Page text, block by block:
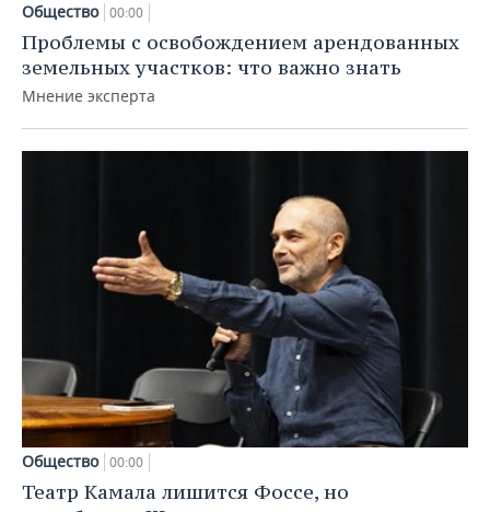
Общество 00:00
Проблемы с освобождением арендованных
земельных участков: что важно знать
Мнение эксперта
Общество 00:00
Театр Камала лишится Фоссе, но